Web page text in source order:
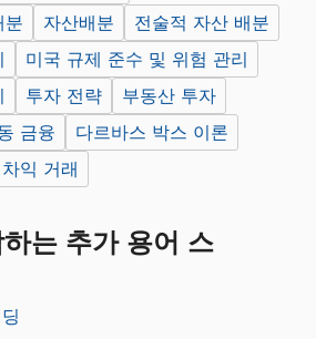
분
자산배분
전술적 자산 배분
미국 규제 준수 및 위험 관리
투자 전략
부동산 투자
금융
다르바스 박스 이론
익 거래
는 추가 용어 스